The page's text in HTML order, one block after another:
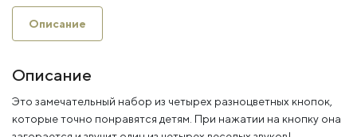
Описание
Описание
Это замечательный набор из четырех разноцветных кнопок,
которые точно понравятся детям. При нажатии на кнопку она